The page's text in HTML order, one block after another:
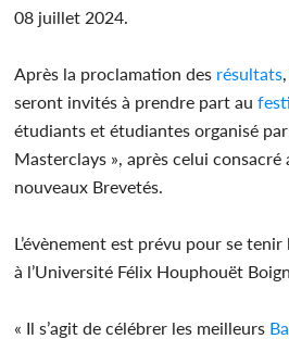
08 juillet 2024.
Après la proclamation des résultats
seront invités à prendre part au
étudiants et étudiantes organisé
Masterclays », après celui consacré
nouveaux Brevetés.
L’évènement est prévu pour se
à l’Université Félix Houphouët
« Il s’agit de célébrer les meilleurs